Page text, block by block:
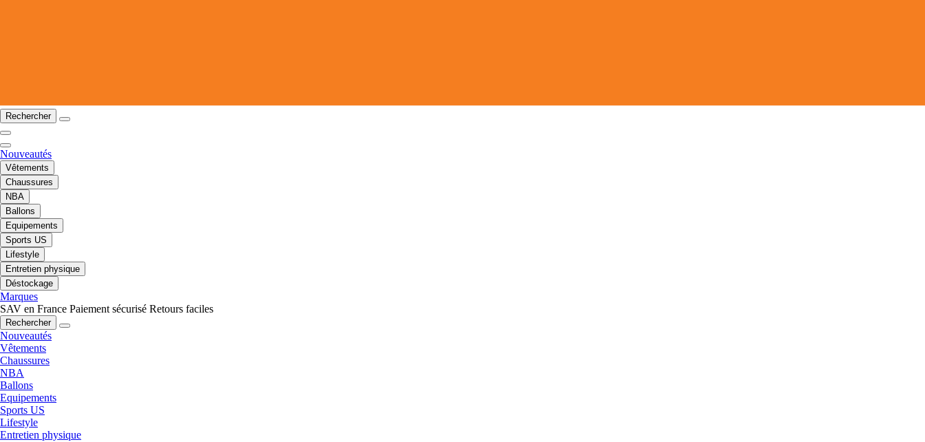
Rechercher
Nouveautés
Vêtements
Chaussures
NBA
Ballons
Equipements
Sports US
Lifestyle
Entretien physique
Déstockage
Marques
SAV en France Paiement sécurisé Retours faciles
Rechercher
Nouveautés
Vêtements
Chaussures
NBA
Ballons
Equipements
Sports US
Lifestyle
Entretien physique